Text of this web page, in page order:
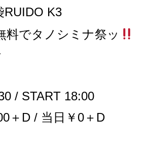
RUIDO K3
料でタノシミナ祭ッ
/ START 18:00
＋D / 当日￥0＋D